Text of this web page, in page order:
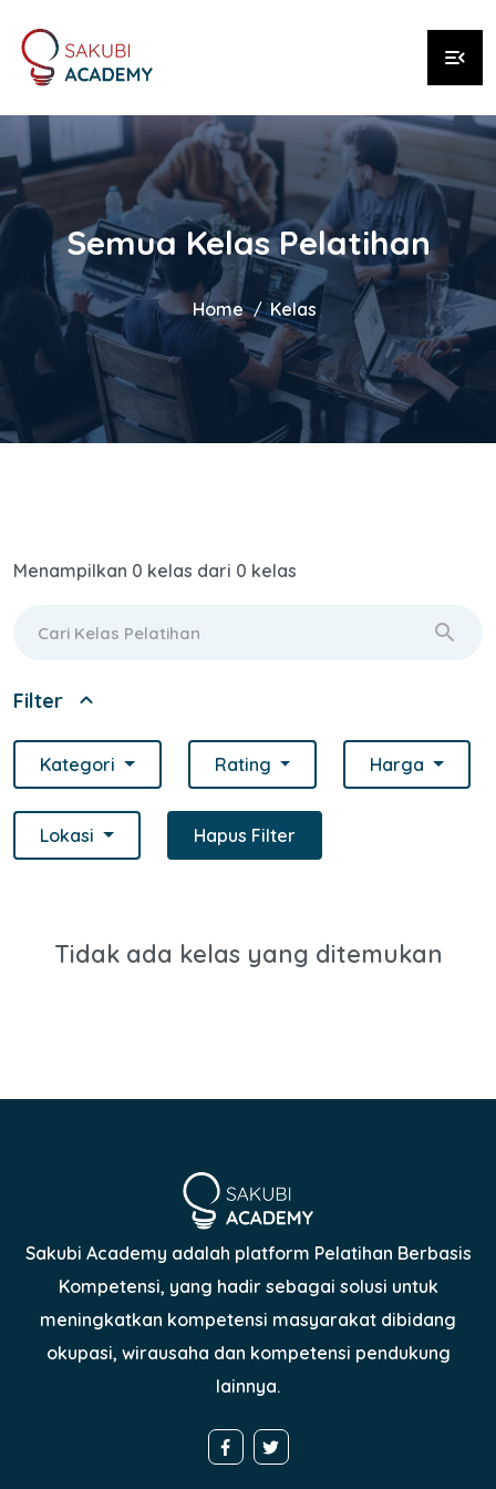
menu_open
Semua Kelas Pelatihan
Home Kelas
Menampilkan 0 kelas dari 0 kelas
search
Filter expand_less
Kategori Rating Harga
Lokasi Hapus Filter
Tidak ada kelas yang ditemukan
Sakubi Academy adalah platform Pelatihan Berbasis
Kompetensi, yang hadir sebagai solusi untuk
meningkatkan kompetensi masyarakat dibidang
okupasi, wirausaha dan kompetensi pendukung
lainnya.